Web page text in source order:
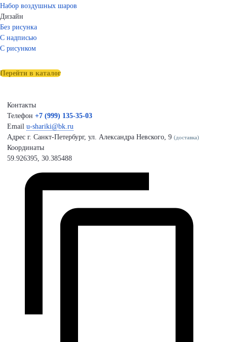
Набор воздушных шаров
Дизайн
Без рисунка
С надписью
С рисунком
Перейти в каталог
Контакты
Телефон +7 (999) 135-35-03
Email u-shariki@bk.ru
Адрес г. Санкт-Петербург, ул. Александра Невского, 9 (доставка)
Координаты
59.926395, 30.385488